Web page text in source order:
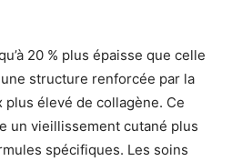
20 % plus épaisse que celle
structure renforcée par la
élevé de collagène. Ce
un vieillissement cutané plus
spécifiques. Les soins